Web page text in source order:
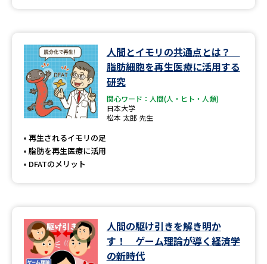
人間とイモリの共通点とは？
脂肪細胞を再生医療に活用する
研究
関心ワード：人間(人・ヒト・人類)
日本大学
松本 太郎 先生
再生されるイモリの足
脂肪を再生医療に活用
DFATのメリット
人間の駆け引きを解き明か
す！ ゲーム理論が導く経済学
の新時代